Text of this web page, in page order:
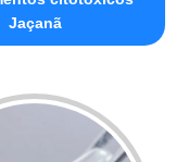
Jaçanã